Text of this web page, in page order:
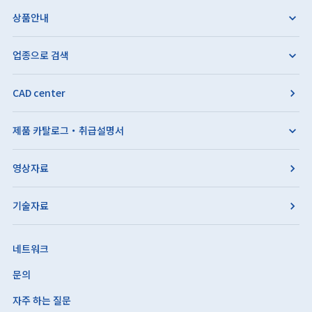
상품안내
업종으로 검색
CAD center
제품 카탈로그・취급설명서
영상자료
기술자료
네트워크
문의
자주 하는 질문